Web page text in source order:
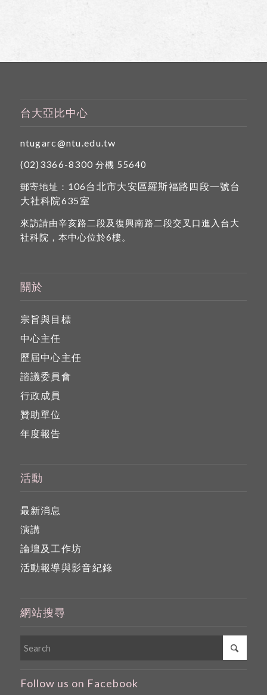
台大亞比中心
ntugarc@ntu.edu.tw
(02)3366-8300 分機 55640
郵寄地址： 106台北市大安區羅斯福路四段一號台
大社科院635室
來訪請由辛亥路二段及復興南路二段交叉口進入台大
社科院，本中心位於6樓。
關於
宗旨與目標
中心主任
歷屆中心主任
諮議委員會
行政成員
贊助單位
年度報告
活動
最新消息
演講
論壇及工作坊
活動報導與影音紀錄
網站搜尋
Follow us on Facebook